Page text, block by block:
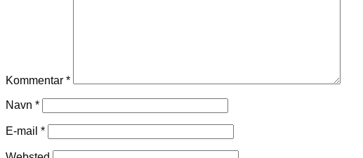
Kommentar *
Navn *
E-mail *